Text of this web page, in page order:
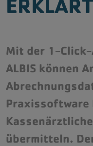
Dragon Legal &
Diktatmanagement
Monitoring und
ERKLÄRT
Mit der 1-Click-
ALBIS können
Praxissoftware
übermitteln.